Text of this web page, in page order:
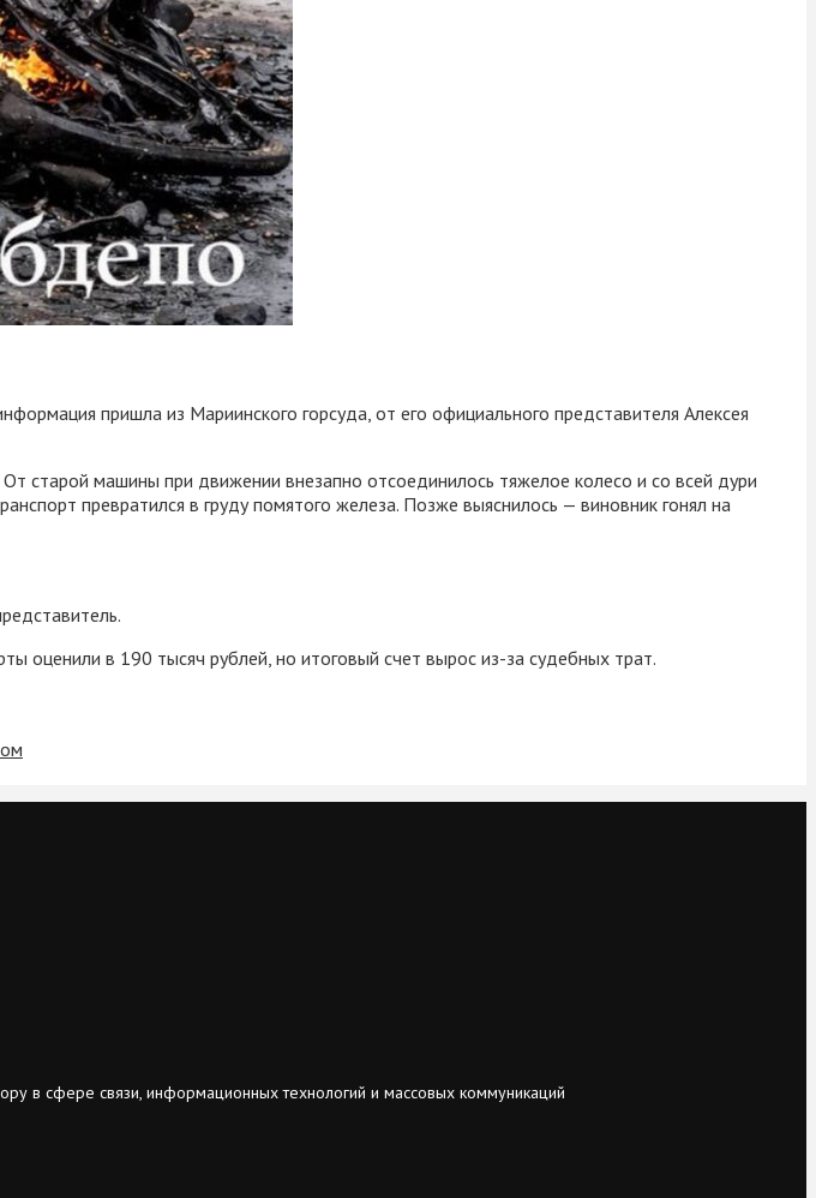
пришла из Мариинского горсуда, от его официального представителя Алексея
старой машины при движении внезапно отсоединилось тяжелое колесо и со всей дури
превратился в груду помятого железа. Позже выяснилось — виновник гонял на
оценили в 190 тысяч рублей, но итоговый счет вырос из-за судебных трат.
в сфере связи, информационных технологий и массовых коммуникаций